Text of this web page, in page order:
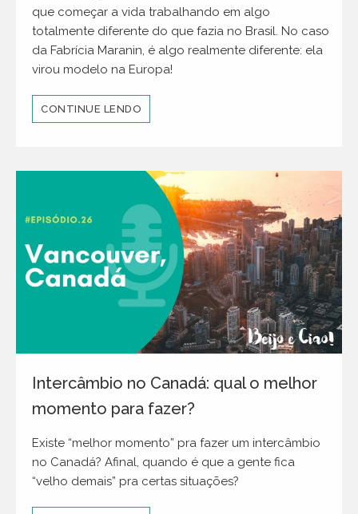
que começar a vida trabalhando em algo
totalmente diferente do que fazia no Brasil. No caso
da Fabrícia Maranin, é algo realmente diferente: ela
virou modelo na Europa!
CONTINUE LENDO
Intercâmbio no Canadá: qual o melhor
momento para fazer?
Existe “melhor momento” pra fazer um intercâmbio
no Canadá? Afinal, quando é que a gente fica
“velho demais” pra certas situações?